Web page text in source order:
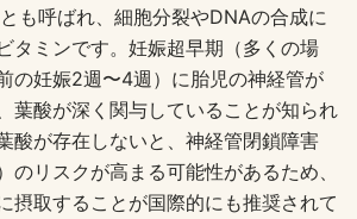
も呼ばれ、細胞分裂やDNAの合成に
タミンです。妊娠超早期（多くの場
の妊娠2週〜4週）に胎児の神経管が
葉酸が深く関与していることが知られ
酸が存在しないと、神経管閉鎖障害
のリスクが高まる可能性があるため、
摂取することが国際的にも推奨されて